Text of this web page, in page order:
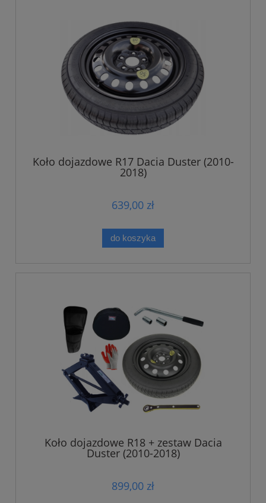
Koło dojazdowe R17 Dacia Duster (2010-
2018)
639,00 zł
do koszyka
Koło dojazdowe R18 + zestaw Dacia
Duster (2010-2018)
899,00 zł